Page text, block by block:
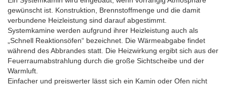
gewünscht ist. Konstruktion, Brennstoffmenge und die damit
verbundene Heizleistung sind darauf abgestimmt.
Systemkamine werden aufgrund ihrer Heizleistung auch als
„Schnell Reaktionsöfen“ bezeichnet. Die Wärmeabgabe findet
während des Abbrandes statt. Die Heizwirkung ergibt sich aus der
Feuerraumabstrahlung durch die große Sichtscheibe und der
Warmluft.
Einfacher und preiswerter lässt sich ein Kamin oder Ofen nicht